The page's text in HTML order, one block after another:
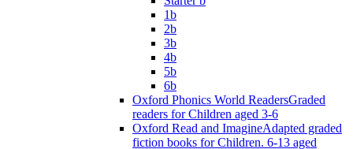
1b
2b
3b
4b
5b
6b
Oxford Phonics World ReadersGraded
readers for Children aged 3-6
Oxford Read and ImagineAdapted graded
fiction books for Children. 6-13 aged